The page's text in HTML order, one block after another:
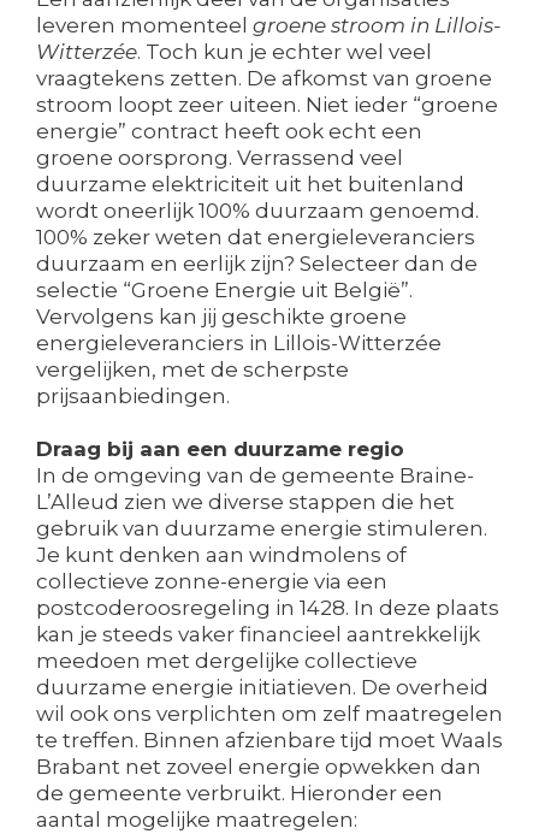
leveren momenteel groene stroom in Lillois-
Witterzée. Toch kun je echter wel veel
vraagtekens zetten. De afkomst van groene
stroom loopt zeer uiteen. Niet ieder “groene
energie” contract heeft ook echt een
groene oorsprong. Verrassend veel
duurzame elektriciteit uit het buitenland
wordt oneerlijk 100% duurzaam genoemd.
100% zeker weten dat energieleveranciers
duurzaam en eerlijk zijn? Selecteer dan de
selectie “Groene Energie uit België”.
Vervolgens kan jij geschikte groene
energieleveranciers in Lillois-Witterzée
vergelijken, met de scherpste
prijsaanbiedingen.
Draag bij aan een duurzame regio
In de omgeving van de gemeente Braine-
L’Alleud zien we diverse stappen die het
gebruik van duurzame energie stimuleren.
Je kunt denken aan windmolens of
collectieve zonne-energie via een
postcoderoosregeling in 1428. In deze plaats
kan je steeds vaker financieel aantrekkelijk
meedoen met dergelijke collectieve
duurzame energie initiatieven. De overheid
wil ook ons verplichten om zelf maatregelen
te treffen. Binnen afzienbare tijd moet Waals
Brabant net zoveel energie opwekken dan
de gemeente verbruikt. Hieronder een
aantal mogelijke maatregelen: